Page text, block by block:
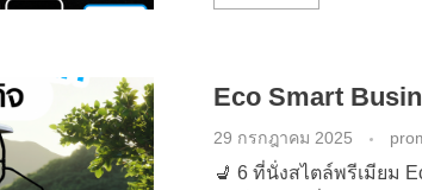
Eco Smart
29 กรกฎาคม 2025
💺 6 ที่นั่งสไตล์พรีเมียม